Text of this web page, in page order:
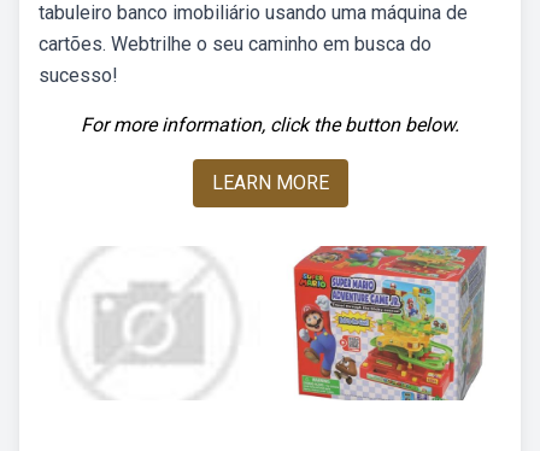
tabuleiro banco imobiliário usando uma máquina de
cartões. Webtrilhe o seu caminho em busca do
sucesso!
For more information, click the button below.
LEARN MORE